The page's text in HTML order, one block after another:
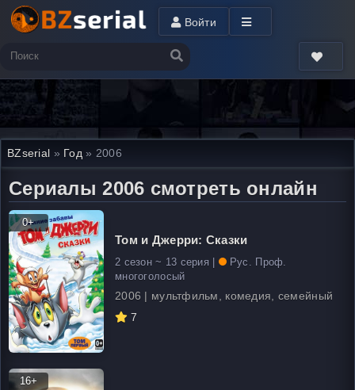
Войти
BZserial » Год » 2006
Сериалы 2006 смотреть онлайн
0+
Том и Джерри: Сказки
2 сезон ~ 13 серия |
Рус. Проф.
многоголосый
2006 | мультфильм, комедия, семейный
7
16+